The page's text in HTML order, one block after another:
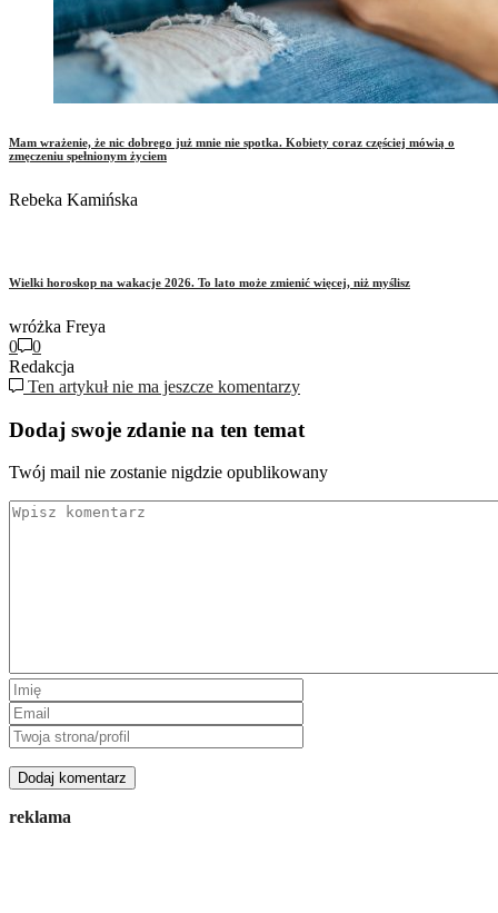
Mam wrażenie, że nic dobrego już mnie nie spotka. Kobiety coraz częściej mówią o
zmęczeniu spełnionym życiem
Rebeka Kamińska
Wielki horoskop na wakacje 2026. To lato może zmienić więcej, niż myślisz
wróżka Freya
0
0
Redakcja
Ten artykuł nie ma jeszcze komentarzy
Dodaj swoje zdanie na ten temat
Twój mail nie zostanie nigdzie opublikowany
reklama